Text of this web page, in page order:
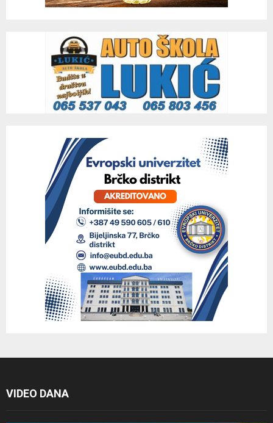
VIDEO DANA